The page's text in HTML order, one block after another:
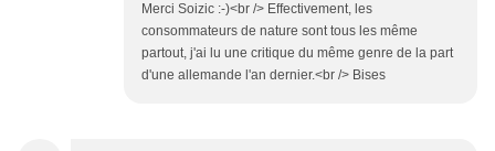
Merci Soizic :-)<br /> Effectivement, les
consommateurs de nature sont tous les même
partout, j'ai lu une critique du même genre de la part
d'une allemande l'an dernier.<br /> Bises